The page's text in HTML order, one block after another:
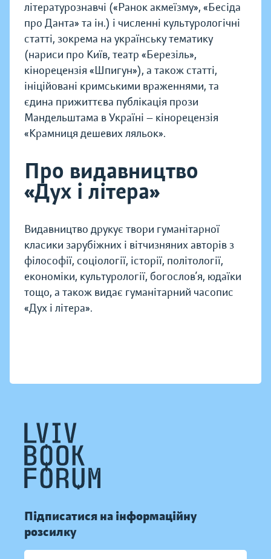
літературознавчі («Ранок акмеїзму», «Бесіда
про Данта» та ін.) і численні культурологічні
статті, зокрема на українську тематику
(нариси про Київ, театр «Березіль»,
кінорецензія «Шпигун»), а також статті,
ініційовані кримськими враженнями, та
єдина прижиттєва публікація прози
Мандельштама в Україні — кінорецензія
«Крамниця дешевих ляльок».
Про видавництво
«Дух і літера»
Видавництво друкує твори гуманітарної
класики зарубіжних і вітчизняних авторів з
філософії, соціології, історії, політології,
економіки, культурології, богослов’я, юдаїки
тощо, а також видає гуманітарний часопис
«Дух і літера».
Підписатися на інформаційну
розсилку